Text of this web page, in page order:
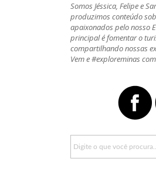
Somos Jéssica, Felipe e
produzimos conteúdo
apaixonados pelo nosso
principal é fomentar o
compartilhando nossas
Vem e #exploreminas